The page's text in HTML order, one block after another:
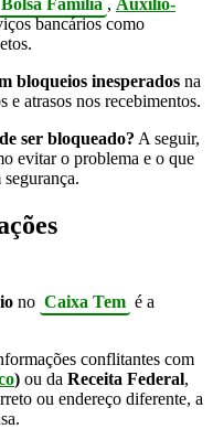
bancários como
bloqueios inesperados na
e atrasos nos recebimentos.
ser bloqueado? A seguir,
evitar o problema e o que
segurança.
no Caixa Tem é a
conflitantes com
) ou da Receita Federal,
ou endereço diferente, a